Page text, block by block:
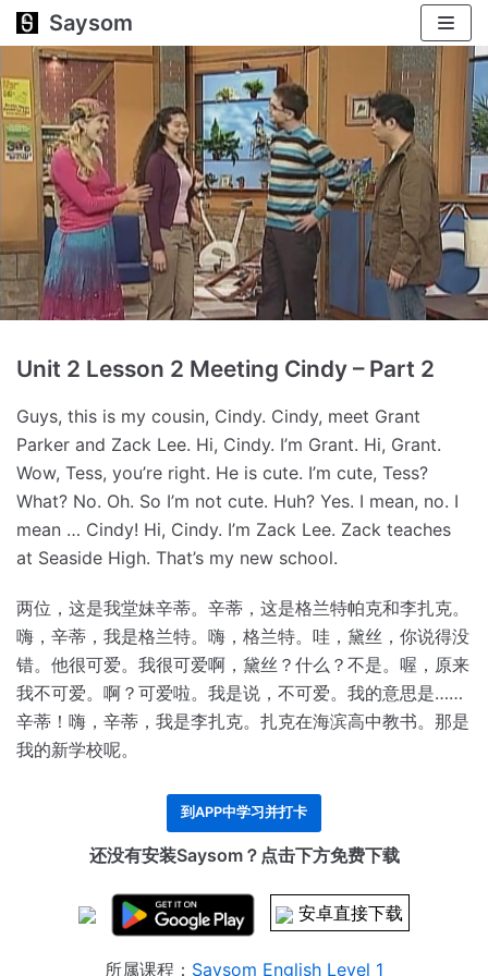
跳
至
正
文
Saysom
Unit 2 Lesson 2 Meeting Cindy – Part 2
Guys, this is my cousin, Cindy. Cindy, meet Grant
Parker and Zack Lee. Hi, Cindy. I’m Grant. Hi, Grant.
Wow, Tess, you’re right. He is cute. I’m cute, Tess?
What? No. Oh. So I’m not cute. Huh? Yes. I mean, no. I
mean … Cindy! Hi, Cindy. I’m Zack Lee. Zack teaches
at Seaside High. That’s my new school.
两位，这是我堂妹辛蒂。 辛蒂，这是格兰特帕克和李扎克。
嗨，辛蒂，我是格兰特。 嗨，格兰特。 哇，黛丝，你说得没
错。 他很可爱。 我很可爱啊，黛丝？ 什么？不是。 喔，原来
我不可爱。 啊？可爱啦。我是说，不可爱。我的意思是……
辛蒂！ 嗨，辛蒂，我是李扎克。 扎克在海滨高中教书。 那是
我的新学校呢。
到APP中学习并打卡
还没有安装Saysom？点击下方免费下载
安卓直接下载
所属课程： Saysom English Level 1